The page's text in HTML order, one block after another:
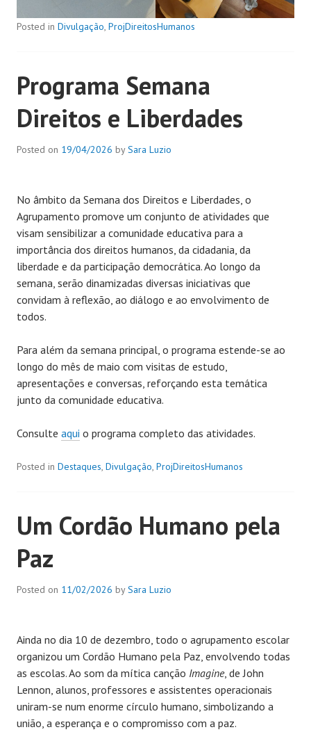
Posted in Divulgação, ProjDireitosHumanos
Programa Semana
Direitos e Liberdades
Posted on 19/04/2026 bySara Luzio
No âmbito da Semana dos Direitos e Liberdades, o
Agrupamento promove um conjunto de atividades que
visam sensibilizar a comunidade educativa para a
importância dos direitos humanos, da cidadania, da
liberdade e da participação democrática. Ao longo da
semana, serão dinamizadas diversas iniciativas que
convidam à reflexão, ao diálogo e ao envolvimento de
todos.
Para além da semana principal, o programa estende-se ao
longo do mês de maio com visitas de estudo,
apresentações e conversas, reforçando esta temática
junto da comunidade educativa.
Consulte aqui o programa completo das atividades.
Posted in Destaques, Divulgação, ProjDireitosHumanos
Um Cordão Humano pela
Paz
Posted on 11/02/2026 bySara Luzio
Ainda no dia 10 de dezembro, todo o agrupamento escolar
organizou um Cordão Humano pela Paz, envolvendo todas
as escolas. Ao som da mítica canção Imagine, de John
Lennon, alunos, professores e assistentes operacionais
uniram-se num enorme círculo humano, simbolizando a
união, a esperança e o compromisso com a paz.